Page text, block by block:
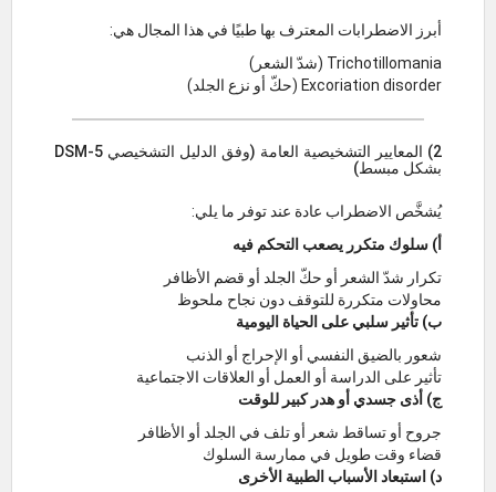
أبرز الاضطرابات المعترف بها طبيًا في هذا المجال هي:
Trichotillomania (شدّ الشعر)
Excoriation disorder (حكّ أو نزع الجلد)
2) المعايير التشخيصية العامة (وفق الدليل التشخيصي DSM-5
بشكل مبسط)
يُشخَّص الاضطراب عادة عند توفر ما يلي:
أ) سلوك متكرر يصعب التحكم فيه
تكرار شدّ الشعر أو حكّ الجلد أو قضم الأظافر
محاولات متكررة للتوقف دون نجاح ملحوظ
ب) تأثير سلبي على الحياة اليومية
شعور بالضيق النفسي أو الإحراج أو الذنب
تأثير على الدراسة أو العمل أو العلاقات الاجتماعية
ج) أذى جسدي أو هدر كبير للوقت
جروح أو تساقط شعر أو تلف في الجلد أو الأظافر
قضاء وقت طويل في ممارسة السلوك
د) استبعاد الأسباب الطبية الأخرى